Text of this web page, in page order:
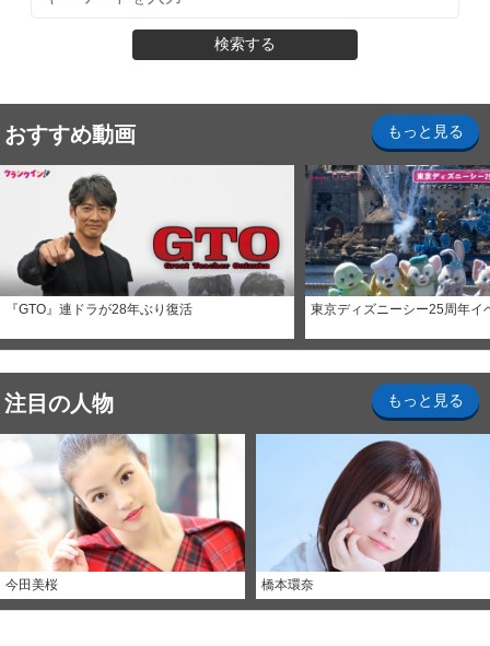
検索する
おすすめ動画 もっと見る
『GTO』連ドラが28年ぶり復活 東京ディズニーシー25周年イ
注目の人物 もっと見る
今田美桜 橋本環奈